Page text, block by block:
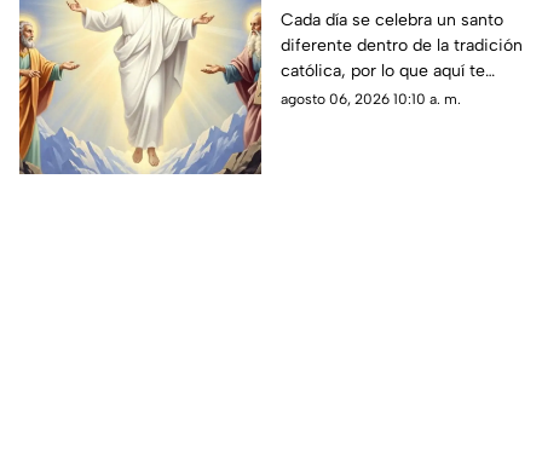
que se celebran este
jueves 6 de agosto de
2026?
Cada día se celebra un santo
diferente dentro de la tradición
católica, por lo que aquí te
compartimos el santoral
agosto 06, 2026 10:10 a. m.